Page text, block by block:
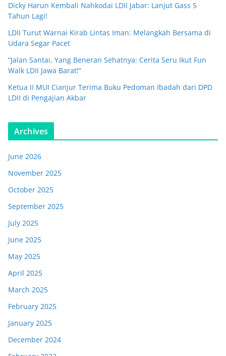
Dicky Harun Kembali Nahkodai LDII Jabar: Lanjut Gass 5
Tahun Lagi!
LDII Turut Warnai Kirab Lintas Iman: Melangkah Bersama di
Udara Segar Pacet
“Jalan Santai, Yang Beneran Sehatnya: Cerita Seru Ikut Fun
Walk LDII Jawa Barat!”
Ketua II MUI Cianjur Terima Buku Pedoman Ibadah dari DPD
LDII di Pengajian Akbar
Archives
June 2026
November 2025
October 2025
September 2025
July 2025
June 2025
May 2025
April 2025
March 2025
February 2025
January 2025
December 2024